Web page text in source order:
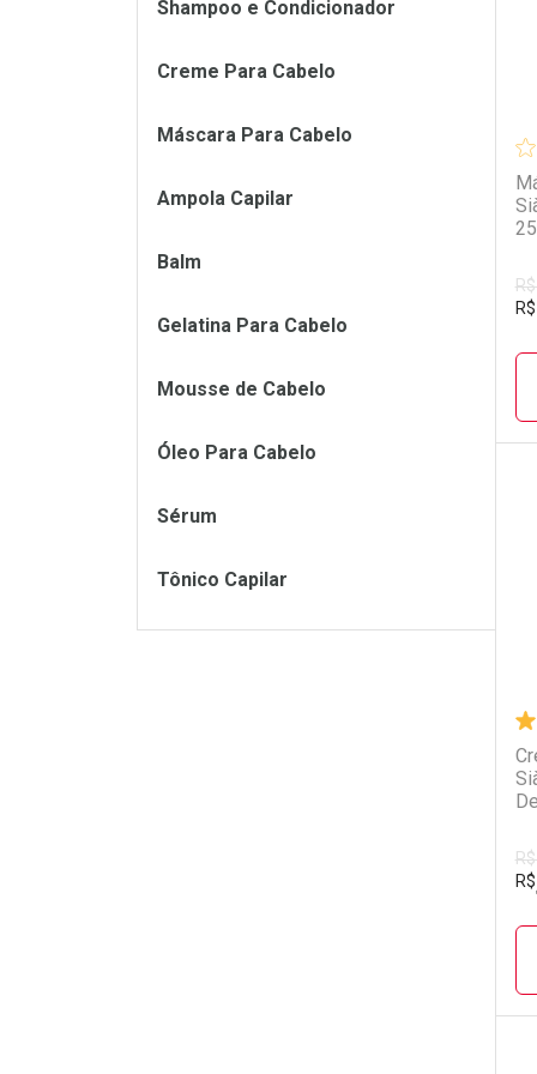
R$
R$
Shampoo e Condicionador
Creme Para Cabelo
Máscara Para Cabelo
Ampola Capilar
Balm
Gelatina Para Cabelo
Mousse de Cabelo
Óleo Para Cabelo
Sérum
Tônico Capilar